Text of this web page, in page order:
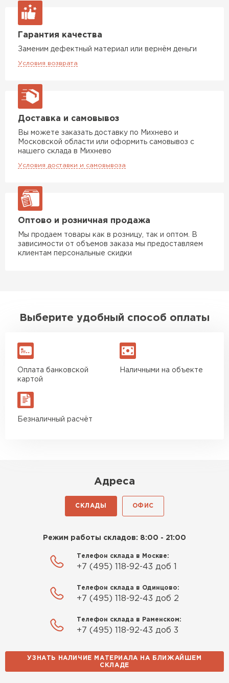
Гарантия качества
Заменим дефектный материал или вернём деньги
Условия возврата
Доставка и самовывоз
Вы можете заказать доставку по Михнево и
Московской области или оформить самовывоз с
нашего склада в Михнево
Условия доставки и самовывоза
Оптово и розничная продажа
Мы продаем товары как в розницу, так и оптом. В
зависимости от объемов заказа мы предоставляем
клиентам персональные скидки
Выберите удобный способ оплаты
Оплата банковской
картой
Наличными на объекте
Безналичный расчёт
Адреса
СКЛАДЫ ОФИС
Режим работы складов: 8:00 - 21:00
Телефон склада в Москве:
+7 (495) 118-92-43 доб 1
Телефон склада в Одинцово:
+7 (495) 118-92-43 доб 2
Телефон склада в Раменском:
+7 (495) 118-92-43 доб 3
УЗНАТЬ НАЛИЧИЕ МАТЕРИАЛА НА БЛИЖАЙШЕМ
СКЛАДЕ